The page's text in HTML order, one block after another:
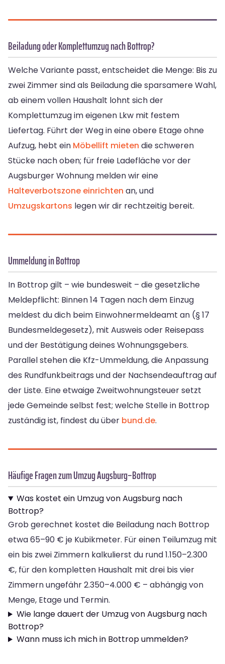
Beiladung oder Komplettumzug nach Bottrop?
Welche Variante passt, entscheidet die Menge: Bis zu
zwei Zimmer sind als Beiladung die sparsamere Wahl,
ab einem vollen Haushalt lohnt sich der
Komplettumzug im eigenen Lkw mit festem
Liefertag. Führt der Weg in eine obere Etage ohne
Aufzug, hebt ein Möbellift mieten die schweren
Stücke nach oben; für freie Ladefläche vor der
Augsburger Wohnung melden wir eine
Halteverbotszone einrichten an, und
Umzugskartons legen wir dir rechtzeitig bereit.
Ummeldung in Bottrop
In Bottrop gilt – wie bundesweit – die gesetzliche
Meldepflicht: Binnen 14 Tagen nach dem Einzug
meldest du dich beim Einwohnermeldeamt an (§ 17
Bundesmeldegesetz), mit Ausweis oder Reisepass
und der Bestätigung deines Wohnungsgebers.
Parallel stehen die Kfz-Ummeldung, die Anpassung
des Rundfunkbeitrags und der Nachsendeauftrag auf
der Liste. Eine etwaige Zweitwohnungsteuer setzt
jede Gemeinde selbst fest; welche Stelle in Bottrop
zuständig ist, findest du über bund.de.
Häufige Fragen zum Umzug Augsburg–Bottrop
Was kostet ein Umzug von Augsburg nach
Bottrop?
Grob gerechnet kostet die Beiladung nach Bottrop
etwa 65–90 € je Kubikmeter. Für einen Teilumzug mit
ein bis zwei Zimmern kalkulierst du rund 1.150–2.300
€, für den kompletten Haushalt mit drei bis vier
Zimmern ungefähr 2.350–4.000 € – abhängig von
Menge, Etage und Termin.
Wie lange dauert der Umzug von Augsburg nach
Bottrop?
Wann muss ich mich in Bottrop ummelden?